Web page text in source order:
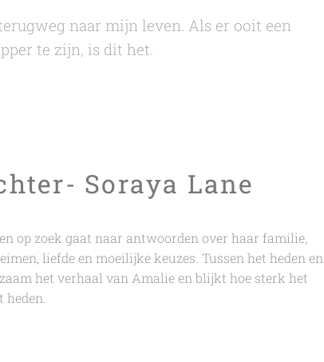
naar mijn leven. Als er ooit een
te zijn, is dit het.
Soraya Lane
op zoek gaat naar antwoorden over haar familie,
liefde en moeilijke keuzes. Tussen het heden en
het verhaal van Amalie en blijkt hoe sterk het
heden.